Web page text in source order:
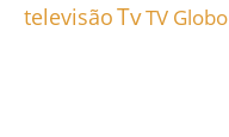
televisãoTvTV Globo